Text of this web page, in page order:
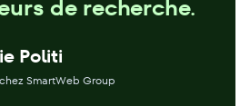
de recherche.
Politi
SmartWeb Group